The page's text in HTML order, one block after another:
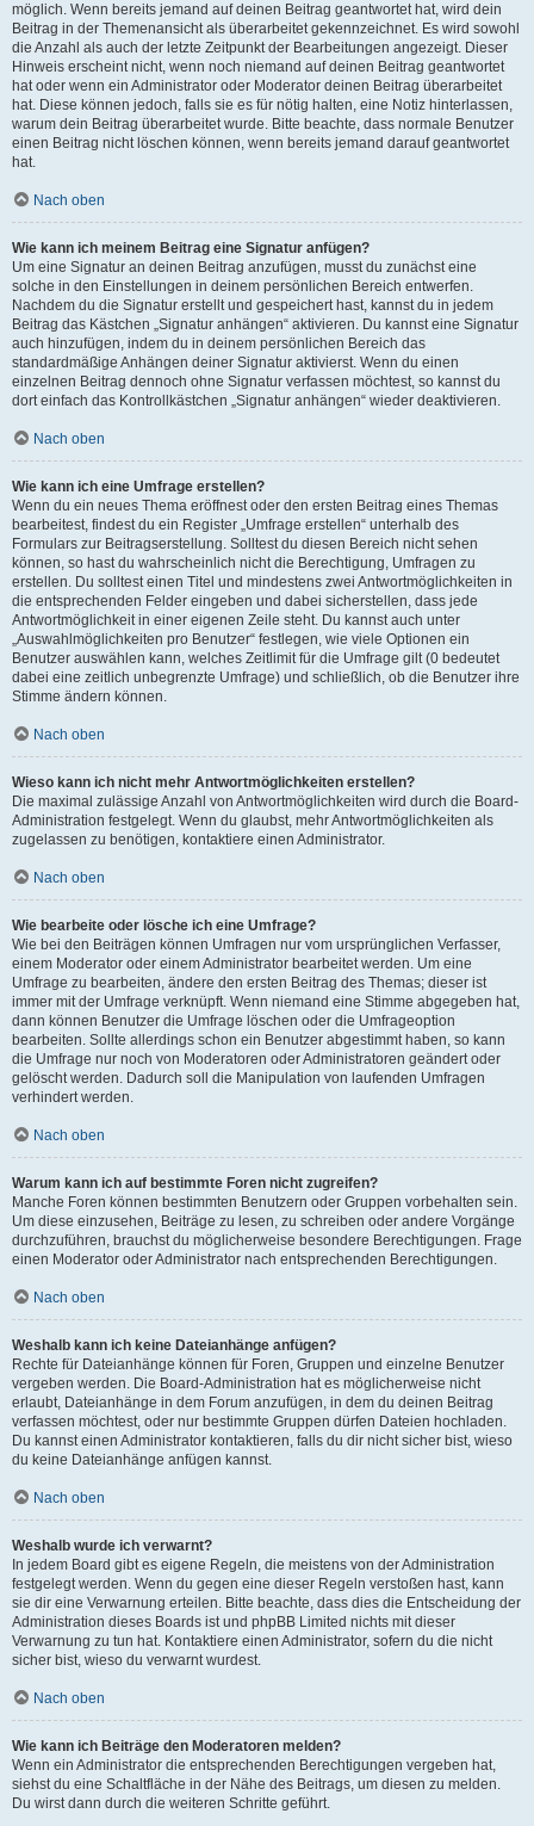
möglich. Wenn bereits jemand auf deinen Beitrag geantwortet hat, wird dein
Beitrag in der Themenansicht als überarbeitet gekennzeichnet. Es wird sowohl
die Anzahl als auch der letzte Zeitpunkt der Bearbeitungen angezeigt. Dieser
Hinweis erscheint nicht, wenn noch niemand auf deinen Beitrag geantwortet
hat oder wenn ein Administrator oder Moderator deinen Beitrag überarbeitet
hat. Diese können jedoch, falls sie es für nötig halten, eine Notiz hinterlassen,
warum dein Beitrag überarbeitet wurde. Bitte beachte, dass normale Benutzer
einen Beitrag nicht löschen können, wenn bereits jemand darauf geantwortet
hat.
Nach oben
Wie kann ich meinem Beitrag eine Signatur anfügen?
Um eine Signatur an deinen Beitrag anzufügen, musst du zunächst eine
solche in den Einstellungen in deinem persönlichen Bereich entwerfen.
Nachdem du die Signatur erstellt und gespeichert hast, kannst du in jedem
Beitrag das Kästchen „Signatur anhängen“ aktivieren. Du kannst eine Signatur
auch hinzufügen, indem du in deinem persönlichen Bereich das
standardmäßige Anhängen deiner Signatur aktivierst. Wenn du einen
einzelnen Beitrag dennoch ohne Signatur verfassen möchtest, so kannst du
dort einfach das Kontrollkästchen „Signatur anhängen“ wieder deaktivieren.
Nach oben
Wie kann ich eine Umfrage erstellen?
Wenn du ein neues Thema eröffnest oder den ersten Beitrag eines Themas
bearbeitest, findest du ein Register „Umfrage erstellen“ unterhalb des
Formulars zur Beitragserstellung. Solltest du diesen Bereich nicht sehen
können, so hast du wahrscheinlich nicht die Berechtigung, Umfragen zu
erstellen. Du solltest einen Titel und mindestens zwei Antwortmöglichkeiten in
die entsprechenden Felder eingeben und dabei sicherstellen, dass jede
Antwortmöglichkeit in einer eigenen Zeile steht. Du kannst auch unter
„Auswahlmöglichkeiten pro Benutzer“ festlegen, wie viele Optionen ein
Benutzer auswählen kann, welches Zeitlimit für die Umfrage gilt (0 bedeutet
dabei eine zeitlich unbegrenzte Umfrage) und schließlich, ob die Benutzer ihre
Stimme ändern können.
Nach oben
Wieso kann ich nicht mehr Antwortmöglichkeiten erstellen?
Die maximal zulässige Anzahl von Antwortmöglichkeiten wird durch die Board-
Administration festgelegt. Wenn du glaubst, mehr Antwortmöglichkeiten als
zugelassen zu benötigen, kontaktiere einen Administrator.
Nach oben
Wie bearbeite oder lösche ich eine Umfrage?
Wie bei den Beiträgen können Umfragen nur vom ursprünglichen Verfasser,
einem Moderator oder einem Administrator bearbeitet werden. Um eine
Umfrage zu bearbeiten, ändere den ersten Beitrag des Themas; dieser ist
immer mit der Umfrage verknüpft. Wenn niemand eine Stimme abgegeben hat,
dann können Benutzer die Umfrage löschen oder die Umfrageoption
bearbeiten. Sollte allerdings schon ein Benutzer abgestimmt haben, so kann
die Umfrage nur noch von Moderatoren oder Administratoren geändert oder
gelöscht werden. Dadurch soll die Manipulation von laufenden Umfragen
verhindert werden.
Nach oben
Warum kann ich auf bestimmte Foren nicht zugreifen?
Manche Foren können bestimmten Benutzern oder Gruppen vorbehalten sein.
Um diese einzusehen, Beiträge zu lesen, zu schreiben oder andere Vorgänge
durchzuführen, brauchst du möglicherweise besondere Berechtigungen. Frage
einen Moderator oder Administrator nach entsprechenden Berechtigungen.
Nach oben
Weshalb kann ich keine Dateianhänge anfügen?
Rechte für Dateianhänge können für Foren, Gruppen und einzelne Benutzer
vergeben werden. Die Board-Administration hat es möglicherweise nicht
erlaubt, Dateianhänge in dem Forum anzufügen, in dem du deinen Beitrag
verfassen möchtest, oder nur bestimmte Gruppen dürfen Dateien hochladen.
Du kannst einen Administrator kontaktieren, falls du dir nicht sicher bist, wieso
du keine Dateianhänge anfügen kannst.
Nach oben
Weshalb wurde ich verwarnt?
In jedem Board gibt es eigene Regeln, die meistens von der Administration
festgelegt werden. Wenn du gegen eine dieser Regeln verstoßen hast, kann
sie dir eine Verwarnung erteilen. Bitte beachte, dass dies die Entscheidung der
Administration dieses Boards ist und phpBB Limited nichts mit dieser
Verwarnung zu tun hat. Kontaktiere einen Administrator, sofern du die nicht
sicher bist, wieso du verwarnt wurdest.
Nach oben
Wie kann ich Beiträge den Moderatoren melden?
Wenn ein Administrator die entsprechenden Berechtigungen vergeben hat,
siehst du eine Schaltfläche in der Nähe des Beitrags, um diesen zu melden.
Du wirst dann durch die weiteren Schritte geführt.